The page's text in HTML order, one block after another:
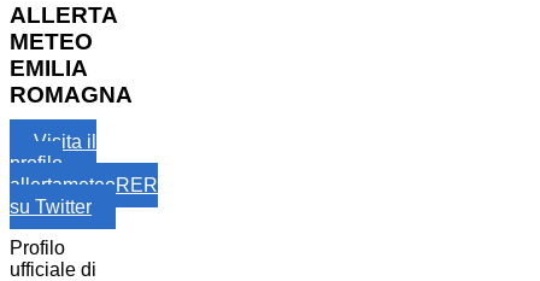
ALLERTA
METEO
EMILIA
ROMAGNA
Visita il
profilo
allertameteoRER
su Twitter
Profilo
ufficiale di